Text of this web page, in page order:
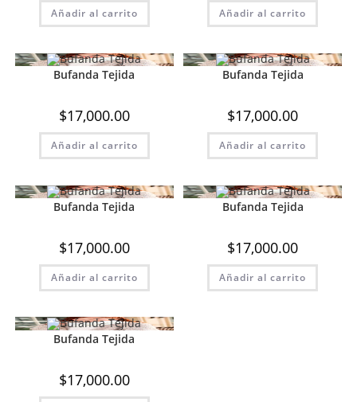
Añadir al carrito Añadir al carrito
Bufanda Tejida
$17,000.00
Añadir al carrito
Bufanda Tejida
$17,000.00
Añadir al carrito
Bufanda Tejida
$17,000.00
Añadir al carrito
Bufanda Tejida
$17,000.00
Añadir al carrito
Bufanda Tejida
$17,000.00